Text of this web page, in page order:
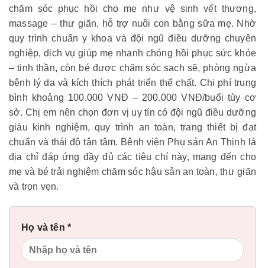
chăm sóc phục hồi cho mẹ như vệ sinh vết thương,
massage – thư giãn, hỗ trợ nuôi con bằng sữa mẹ. Nhờ
quy trình chuẩn y khoa và đội ngũ điều dưỡng chuyên
nghiệp, dịch vụ giúp mẹ nhanh chóng hồi phục sức khỏe
– tinh thần, còn bé được chăm sóc sạch sẽ, phòng ngừa
bệnh lý da và kích thích phát triển thể chất. Chi phí trung
bình khoảng 100.000 VNĐ – 200.000 VNĐ/buổi tùy cơ
sở. Chị em nên chọn đơn vị uy tín có đội ngũ điều dưỡng
giàu kinh nghiệm, quy trình an toàn, trang thiết bị đạt
chuẩn và thái độ tận tâm. Bệnh viện Phụ sản An Thịnh là
địa chỉ đáp ứng đầy đủ các tiêu chí này, mang đến cho
mẹ và bé trải nghiệm chăm sóc hậu sản an toàn, thư giãn
và trọn vẹn.
Họ và tên *